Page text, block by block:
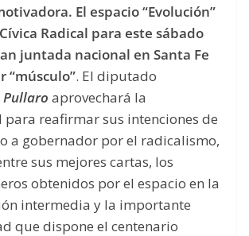
El espacio “Evolución”
Radical para este sábado
juntada nacional en Santa Fe
“músculo”. El diputado
aprovechará la
reafirmar sus intenciones de
a gobernador por el radicalismo,
sus mejores cartas, los
obtenidos por el espacio en la
intermedia y la importante
que dispone el centenario